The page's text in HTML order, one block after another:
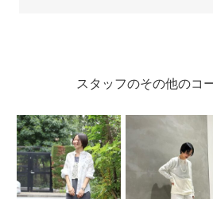
スタッフのその他のコ